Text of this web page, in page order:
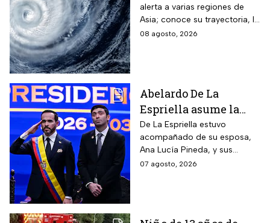
alerta a varias regiones de
Asia; conoce su trayectoria, la
fuerza de sus vientos y qué se
08 agosto, 2026
Abelardo De La
Espriella asume la
presidencia de
Colombia; así fue su
atípica investidura en
Cali
De La Espriella estuvo
acompañado de su esposa,
Ana Lucía Pineda, y sus
cuatro hijos, además de los
07 agosto, 2026